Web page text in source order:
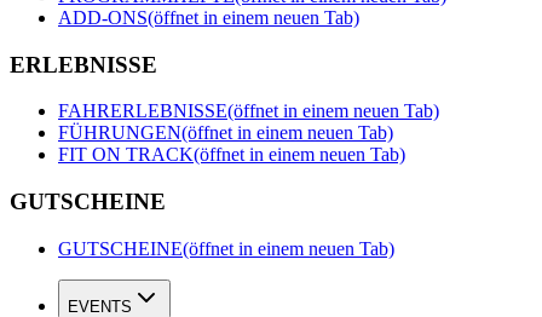
ADD-ONS(öffnet in einem neuen Tab)
ERLEBNISSE
FAHRERLEBNISSE(öffnet in einem neuen Tab)
FÜHRUNGEN(öffnet in einem neuen Tab)
FIT ON TRACK(öffnet in einem neuen Tab)
GUTSCHEINE
GUTSCHEINE(öffnet in einem neuen Tab)
EVENTS